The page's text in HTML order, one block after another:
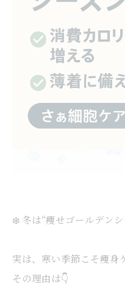
❄️ 冬は“痩せゴールデンシ
実は、寒い季節こそ痩身
その理由は👇